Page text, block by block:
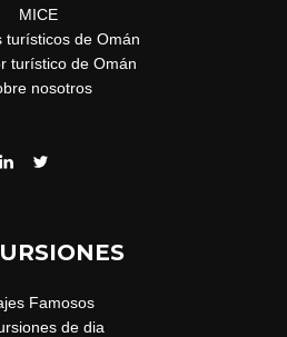
MICE
turísticos de Omán
turístico de Omán
nosotros
Famosos
de dia